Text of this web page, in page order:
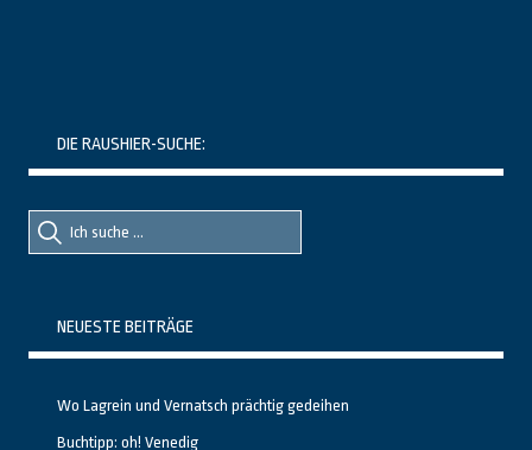
DIE RAUSHIER-SUCHE:
Suche
nach::
Suche
nach:
NEUESTE BEITRÄGE
Wo Lagrein und Vernatsch prächtig gedeihen
Buchtipp: oh! Venedig